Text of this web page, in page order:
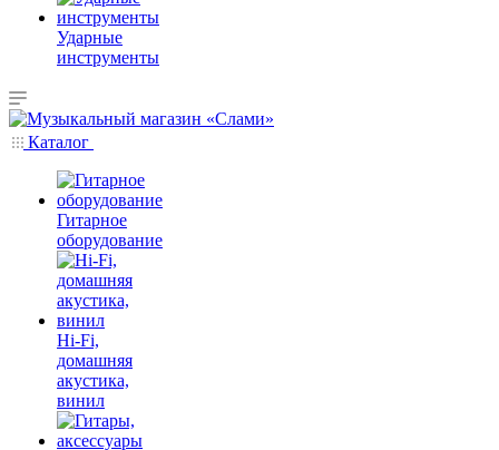
Ударные
инструменты
Каталог
Гитарное
оборудование
Hi-Fi,
домашняя
акустика,
винил